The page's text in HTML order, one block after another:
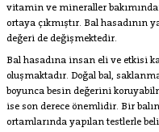
vitamin ve mineraller
ortaya çıkmıştır. Bal hasadının
değeri de değişmektedir.
Bal hasadına insan eli ve etkisi
oluşmaktadır. Doğal bal,
boyunca besin değerini
ise son derece önemlidir. Bir
ortamlarında yapılan testlerle